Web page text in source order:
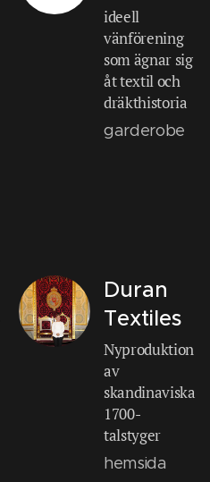
ideell
vänförening
som ägnar sig
åt textil och
dräkthistoria
garderobe
Duran
Textiles
Nyproduktion
av
skandinaviska
1700-
talstyger
hemsida